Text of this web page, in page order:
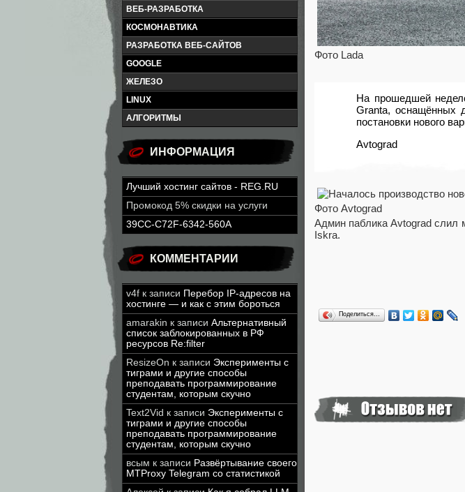
ВЕБ-РАЗРАБОТКА
КОСМОНАВТИКА
РАЗРАБОТКА ВЕБ-САЙТОВ
GOOGLE
ЖЕЛЕЗО
LINUX
АЛГОРИТМЫ
ИНФОРМАЦИЯ
Лучший хостинг сайтов - REG.RU
Промокод 5% скидки на услуги
39CC-C72F-6342-560A
КОММЕНТАРИИ
v4f к записи Перебор IP-адресов на
хостинге — и как с этим бороться
amarakin к записи Альтернативный
список заблокированных в РФ
ресурсов Re:filter
ResizeOn к записи Эксперименты с
тиграми и другие способы
преподавать программирование
студентам, которым скучно
Text2Vid к записи Эксперименты с
тиграми и другие способы
преподавать программирование
студентам, которым скучно
всым к записи Развёртывание своего
MTProxy Telegram со статистикой
Фото Lada
На прошедшей
Granta, оснащённых
постановки нового
Avtograd
Фото Avtograd
Админ паблика Avtograd слил
Iskra.
Поделиться…